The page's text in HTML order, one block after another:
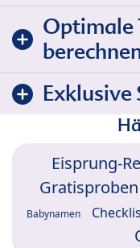
Optimale
Exklusive
Eisprung-
Gratisproben
Babynamen